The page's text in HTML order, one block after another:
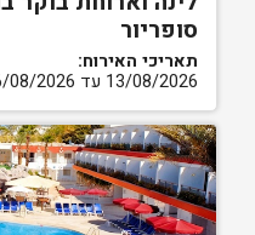
סופריור
תאריכי האירוח:
13/08/2026 עד 16/08/2026